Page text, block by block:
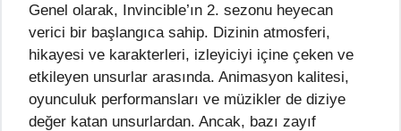
Genel olarak, Invincible’ın 2. sezonu heyecan
verici bir başlangıca sahip. Dizinin atmosferi,
hikayesi ve karakterleri, izleyiciyi içine çeken ve
etkileyen unsurlar arasında. Animasyon kalitesi,
oyunculuk performansları ve müzikler de diziye
değer katan unsurlardan. Ancak, bazı zayıf